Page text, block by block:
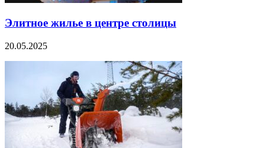
Элитное жилье в центре столицы
20.05.2025